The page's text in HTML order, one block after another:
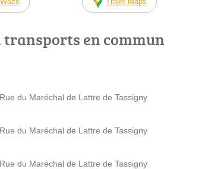
transports en commun
du Maréchal de Lattre de Tassigny
du Maréchal de Lattre de Tassigny
du Maréchal de Lattre de Tassigny